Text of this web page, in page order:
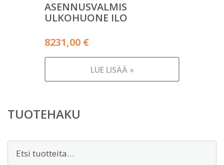
ASENNUSVALMIS
ULKOHUONE ILO
8231,00 €
LUE LISÄÄ »
TUOTEHAKU